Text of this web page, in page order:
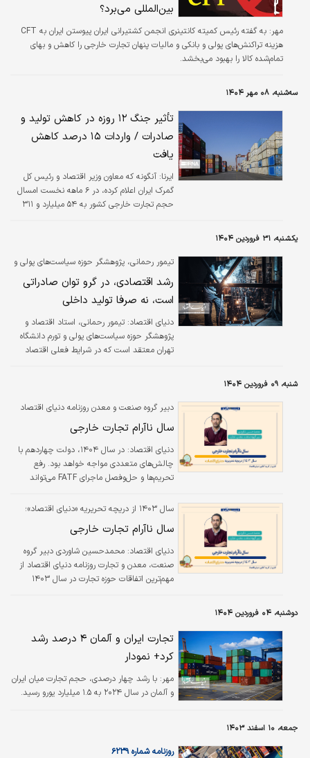
بین‌المللی می‌برد؟
مهر:
به گفته رئیس کمیته کانتینری انجمن کشتیرانی ایران پیوستن ایران به CFT
هزینه تراکنش‌های پولی و بانکی و مالیات پنهان تجارت خارجی را کاهش و بهای
تمام‌شده کالا را بهبود می‌بخشد.
سه‌شنبه، ۰۸ مهر ۱۴۰۴
تأثیر جنگ ۱۲ روزه در کاهش تولید و
صادرات / واردات ۱۵ درصد کاهش
یافت
ایرنا: آنگونه که معاون وزیر اقتصاد و رئیس کل
گمرک ایران اعلام کرده، در ۶ ماهه نخست امسال
حجم تجارت خارجی کشور به ۵۴ میلیارد و ۳۱۱
یکشنبه، ۳۱ فروردین ۱۴۰۴
تیمور رحمانی، پژوهشگر حوزه سیاست‌های پولی و
رشد اقتصادی، در گرو توان صادراتی
است، نه صرفا تولید داخلی
دنیای اقتصاد: تیمور رحمانی، استاد اقتصاد و
پژوهشگر حوزه سیاست‌های پولی و تورم دانشگاه
تهران معتقد است که در شرایط فعلی اقتصاد
شنبه، ۰۹ فروردین ۱۴۰۴
دبیر گروه صنعت و معدن روزنامه دنیای اقتصاد
تشریح کرد؛
سال ناآرام تجارت خارجی
دنیای اقتصاد: در سال ۱۴۰۴، دولت چهاردهم با
چالش‌های متعددی مواجه خواهد بود. رفع
تحریم‌ها و حل‌وفصل ماجرای FATF می‌تواند
صورت، ایران همچنان از حضور در بازارهای
سال ۱۴۰۳ از دریچه تحریریه «دنیای اقتصاد»؛
سال ناآرام تجارت خارجی
دنیای اقتصاد: محمدحسین شاوردی دبیر گروه
صنعت، معدن و تجارت روزنامه دنیای اقتصاد از
مهم‌ترین اتفاقات حوزه تجارت در سال ۱۴۰۳
دوشنبه، ۰۴ فروردین ۱۴۰۴
تجارت ایران و آلمان ۴ درصد رشد
کرد+ نمودار
مهر: با رشد چهار درصدی، حجم تجارت میان ایران
و آلمان در سال ۲۰۲۴ به ۱.۵ میلیارد یورو رسید.
جمعه، ۱۰ اسفند ۱۴۰۳
روزنامه شماره ۶۲۳۹